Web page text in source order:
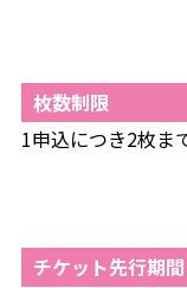
枚数制限
1申込につき2枚ま
チケット先行期